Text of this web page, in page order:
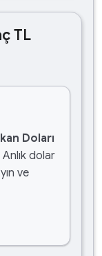
TL
Doları
dolar
ve